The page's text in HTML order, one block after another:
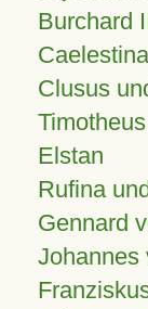
Burchard
Clusus
Elstan
Rufina
Gennard
Johannes